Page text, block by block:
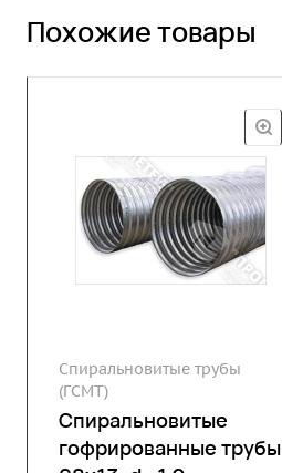
Похожие товары
Спиральновитые трубы
(ГСМТ)
Спиральновитые
гофрированные трубы